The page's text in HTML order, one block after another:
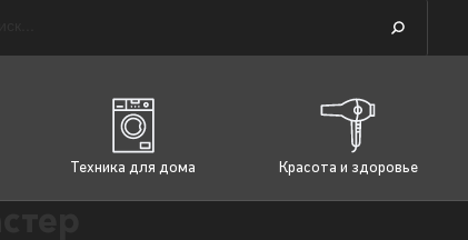
Техника для дома Красота и здоровье